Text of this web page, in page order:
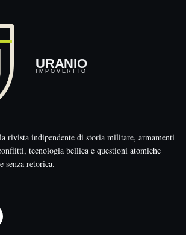
URANIO
IMPOVERITO
rivista indipendente di storia militare, armamenti
tecnologia bellica e questioni atomiche
senza retorica.